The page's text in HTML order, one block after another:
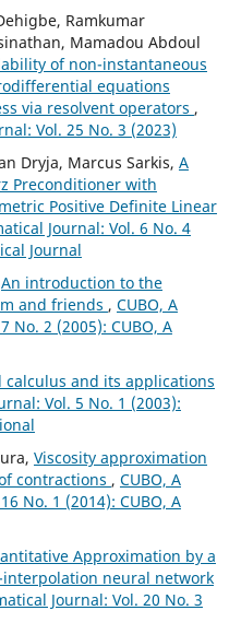
Ramkumar
Mamadou Abdoul
of non-instantaneous
equations
via resolvent operators ,
Vol. 25 No. 3 (2023)
Dryja, Marcus Sarkis, A
Preconditioner with
Positive Definite Linear
Journal: Vol. 6 No. 4
Journal
An introduction to the
and friends , CUBO, A
No. 2 (2005): CUBO, A
calculus and its applications
Vol. 5 No. 1 (2003):
Viscosity approximation
contractions , CUBO, A
No. 1 (2014): CUBO, A
Approximation by a
neural network
Journal: Vol. 20 No. 3